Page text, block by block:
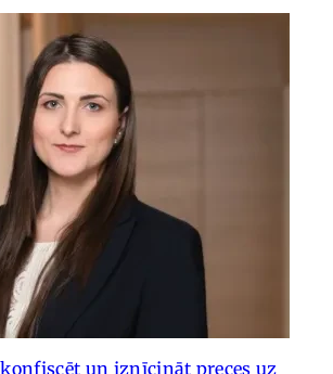
un iznīcināt preces uz